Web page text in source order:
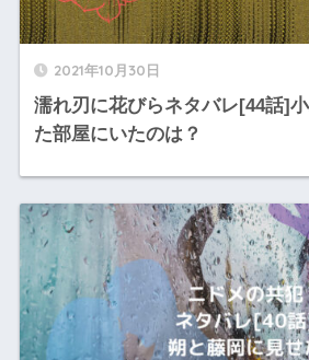
2021年10月30日
濡れ刃に花びらネタバレ[44話]
た部屋にいたのは？